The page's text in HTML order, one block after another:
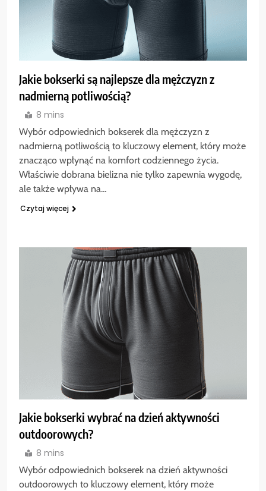
Jakie bokserki są najlepsze dla mężczyzn z
nadmierną potliwością?
8 mins
Wybór odpowiednich bokserek dla mężczyzn z
nadmierną potliwością to kluczowy element, który może
znacząco wpłynąć na komfort codziennego życia.
Właściwie dobrana bielizna nie tylko zapewnia wygodę,
ale także wpływa na…
Czytaj więcej
Jakie bokserki wybrać na dzień aktywności
outdoorowych?
8 mins
Wybór odpowiednich bokserek na dzień aktywności
outdoorowych to kluczowy element, który może